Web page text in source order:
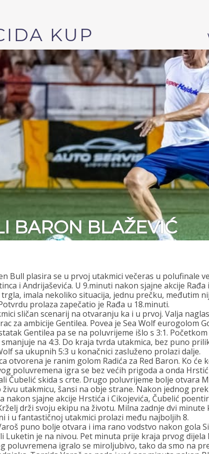
KUP
BARON BLAŽEVIĆ
Bull plasira se u prvoj utakmici večeras u polufinale
i Andrijaševića. U 9.minuti nakon sjajne akcije
trgla, imala nekoliko situacija, jednu prečku, međutim
prolaza zapečatio je Rađa u 18.minuti.
sličan scenarij na otvaranju ka i u prvoj. Valja
za ambicije Gentilea. Povea je Sea Wolf eurogolom
Gentilea pa se na poluvrijeme išlo s 3:1.
na 4:3. Do kraja tvrda utakmica, bez puno
sa ukupnih 5:3 u konačnici zasluženo prolazi dalje.
otvorena je ranim golom Radića za Red Baron. Ko
poluvremena igra se bez većih prigoda a onda
Čubelić skida s crte. Drugo poluvrijeme bolje otvara
utakmicu, šansi na obje strane. Nakon jednog
nakon sjajne akcije Hrstića i Cikojevića, Čubelić
drži svoju ekipu na životu. Milna zadnje dvi
i u fantastičnoj utakmici prolazi među najboljih 8.
puno bolje otvara i ima rano vodstvo nakon gola
Luketin je na nivou. Pet minuta prije kraja prvog
poluvremena igralo se miroljubivo, tako da smo na